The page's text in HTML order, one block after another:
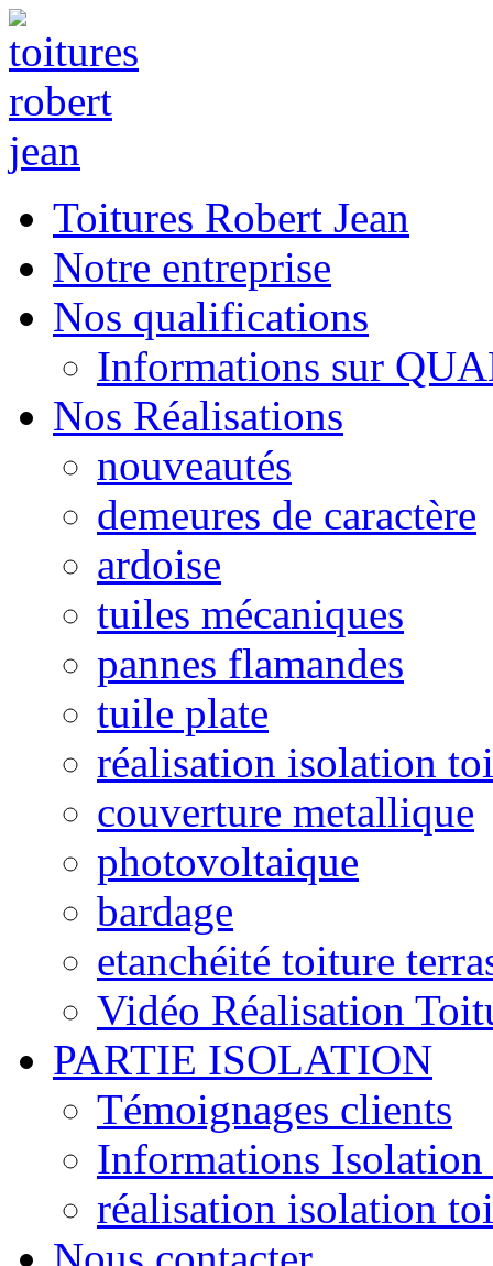
Toitures Robert Jean
Notre entreprise
Nos qualifications
Informations sur
Nos Réalisations
nouveautés
demeures de caractère
ardoise
tuiles mécaniques
pannes flamandes
tuile plate
réalisation isolation
couverture metallique
photovoltaique
bardage
etanchéité toiture
Vidéo Réalisation
PARTIE ISOLATION
Témoignages clients
Informations
réalisation isolation